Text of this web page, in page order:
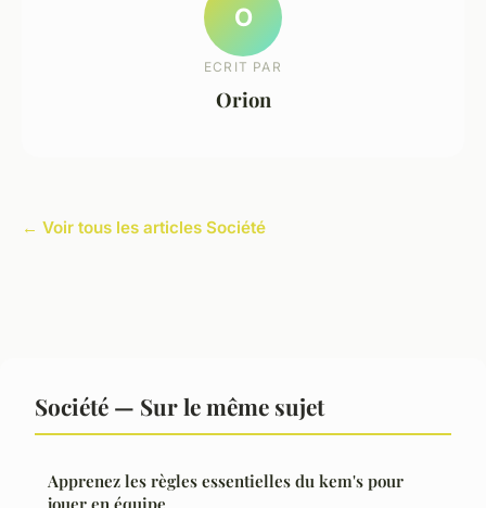
O
ECRIT PAR
Orion
← Voir tous les articles Société
Société — Sur le même sujet
Apprenez les règles essentielles du kem's pour